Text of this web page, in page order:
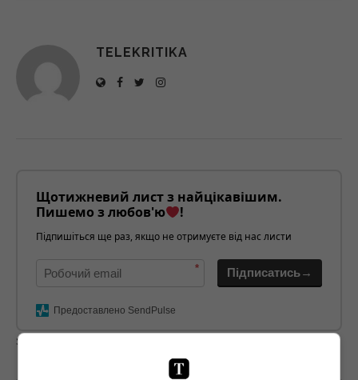
TELEKRITIKA
Щотижневий лист з найцікавішим.
Пишемо з любов'ю
!
Підпишіться ще раз, якщо не отримуєте від нас листи
* Підписатись→
Предоставлено SendPulse
загрузка...